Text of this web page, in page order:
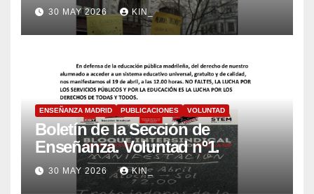
30 MAY 2026 KIN_
ENSEÑANZA MADRID PUBLICACIONES VOLUNTAD
Boletín de la Sección de
Enseñanza. Voluntad nº1.
30 MAY 2026 KIN_